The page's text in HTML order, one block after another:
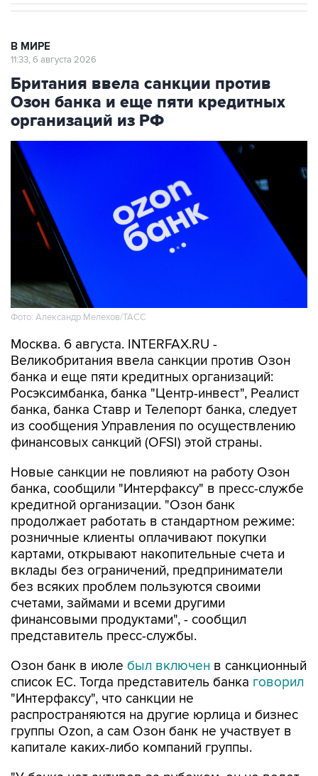
В МИРЕ
11:33, 6 августа 2026
Британия ввела санкции против
Озон банка и еще пяти кредитных
организаций из РФ
Фото: Александр Мелехов/ТАСС
Москва. 6 августа. INTERFAX.RU -
Великобритания ввела санкции против Озон
банка и еще пяти кредитных организаций:
Росэксимбанка, банка "Центр-инвест", Реалист
банка, банка Ставр и Телепорт банка, следует
из сообщения Управления по осуществлению
финансовых санкций (OFSI) этой страны.
Новые санкции не повлияют на работу Озон
банка, сообщили "Интерфаксу" в пресс-службе
кредитной организации. "Озон банк
продолжает работать в стандартном режиме:
розничные клиенты оплачивают покупки
картами, открывают накопительные счета и
вклады без ограничений, предприниматели
без всяких проблем пользуются своими
счетами, займами и всеми другими
финансовыми продуктами", - сообщил
представитель пресс-службы.
Озон банк в июле был включен в санкционный
список ЕС. Тогда представитель банка говорил
"Интерфаксу", что санкции не
распространяются на другие юрлица и бизнес
группы Ozon, а сам Озон банк не участвует в
капитале каких-либо компаний группы.